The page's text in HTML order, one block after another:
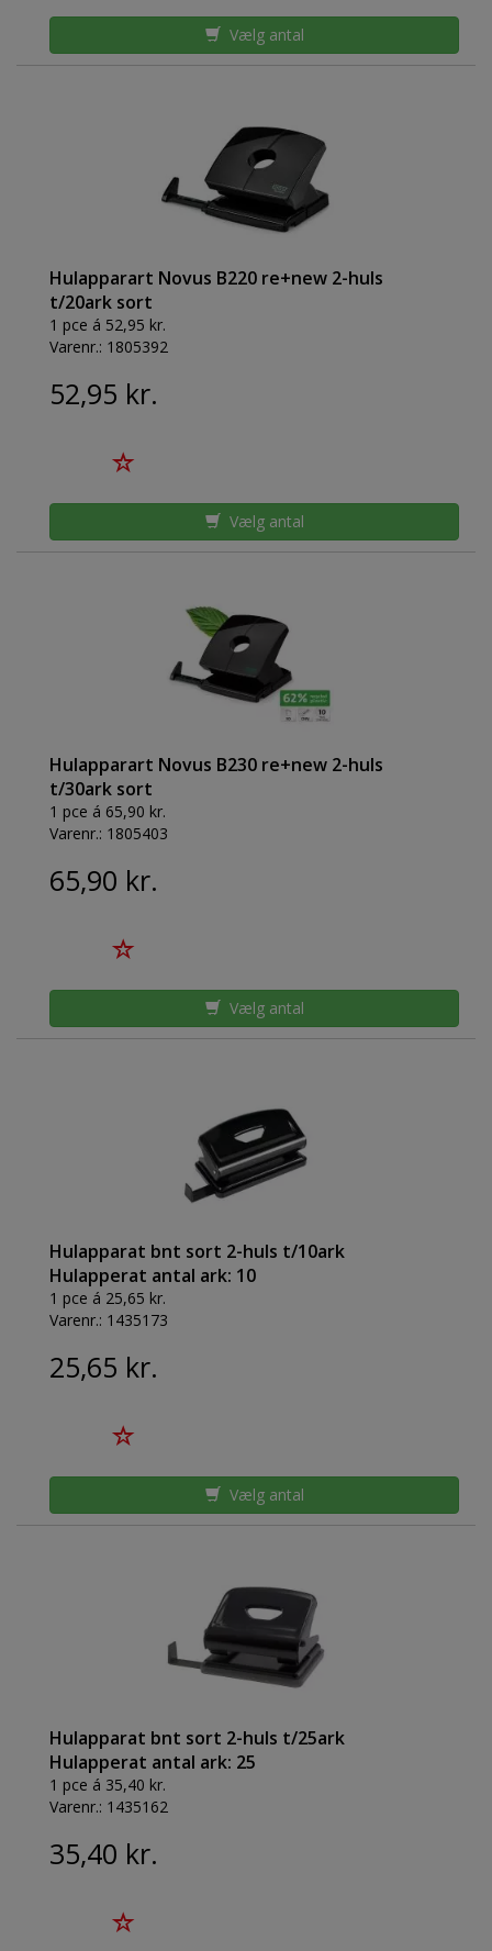
Vælg antal
Hulapparart Novus B220 re+new 2-huls
t/20ark sort
1 pce á 52,95 kr.
Varenr.: 1805392
52,95 kr.
Vælg antal
Hulapparart Novus B230 re+new 2-huls
t/30ark sort
1 pce á 65,90 kr.
Varenr.: 1805403
65,90 kr.
Vælg antal
Hulapparat bnt sort 2-huls t/10ark
Hulapperat antal ark: 10
1 pce á 25,65 kr.
Varenr.: 1435173
25,65 kr.
Vælg antal
Hulapparat bnt sort 2-huls t/25ark
Hulapperat antal ark: 25
1 pce á 35,40 kr.
Varenr.: 1435162
35,40 kr.